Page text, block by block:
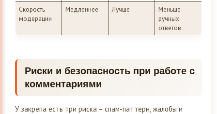
Скорость
модерации
Медленнее Лучше
Меньше
ручных
ответов
Риски и безопасность при работе с
комментариями
У закрепа есть три риска – спам-паттерн, жалобы и